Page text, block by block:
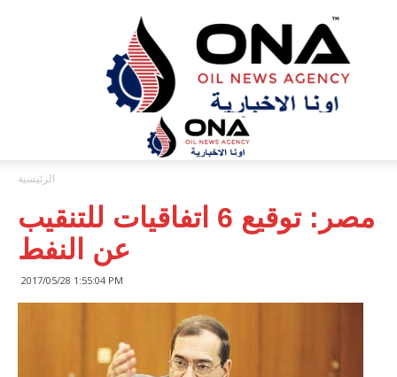
ONA™
NEWS
/
أونا
الاخبارية
الرئيسية
مصر: توقيع 6 اتفاقيات للتنقيب
عن النفط
2017/05/28 1:55:04 PM